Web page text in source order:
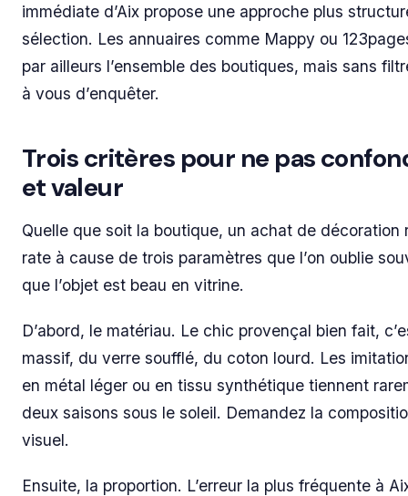
immédiate d’Aix propose une approche plus
sélection. Les annuaires comme Mappy ou
par ailleurs l’ensemble des boutiques, mais sans
à vous d’enquêter.
Trois critères pour ne pas
et valeur
Quelle que soit la boutique, un achat de décoration
rate à cause de trois paramètres que l’on oublie
que l’objet est beau en vitrine.
D’abord, le matériau. Le chic provençal bien fait,
massif, du verre soufflé, du coton lourd. Les
en métal léger ou en tissu synthétique tiennent
deux saisons sous le soleil. Demandez la
visuel.
Ensuite, la proportion. L’erreur la plus fréquente à